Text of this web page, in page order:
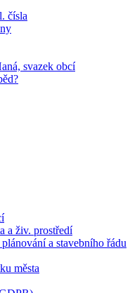
čísla
svazek obcí
a živ. prostředí
a stavebního řádu
města